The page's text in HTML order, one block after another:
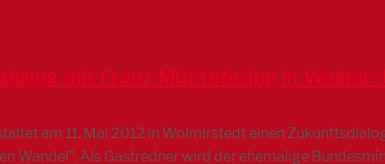
mit Franz Müntefering in
am 11. Mai 2012 in Wolmirstedt einen
Wandel”. Als Gastredner wird der ehemalige